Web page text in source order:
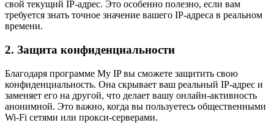
свой текущий IP-адрес. Это особенно полезно, если вам
требуется знать точное значение вашего IP-адреса в реальном
времени.
2. Защита конфиденциальности
Благодаря программе My IP вы сможете защитить свою
конфиденциальность. Она скрывает ваш реальный IP-адрес и
заменяет его на другой, что делает вашу онлайн-активность
анонимной. Это важно, когда вы пользуетесь общественными
Wi-Fi сетями или прокси-серверами.